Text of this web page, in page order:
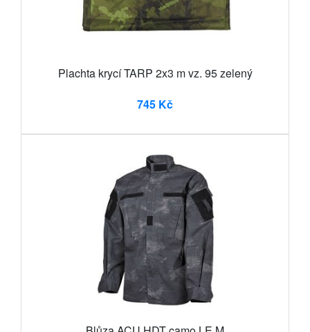
Plachta krycí TARP 2x3 m vz. 95 zelený
745 Kč